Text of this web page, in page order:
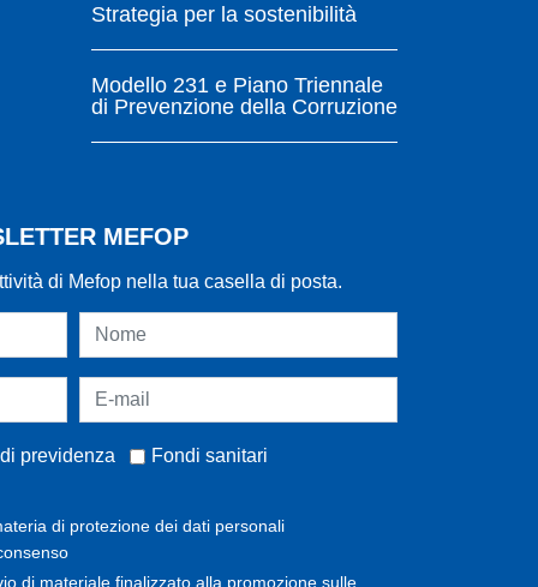
Strategia per la sostenibilità
Modello 231 e Piano Triennale
di Prevenzione della Corruzione
MEFOP
di Mefop nella tua casella di posta.
previdenza Fondi sanitari
di protezione dei dati personali
di materiale finalizzato alla promozione sulle